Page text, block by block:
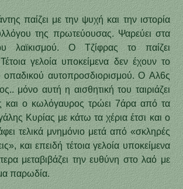
παίζει με την ψυχή και την ιστορία
της πρωτεύουσας. Ψαρεύει στα
λαϊκισμού. Ο Τζίφρας το παίζει
γελοία υποκείμενα δεν έχουν το
οπαδικού αυτοπροσδιορισμού. Ο Αλ6ς
μόνο αυτή η αισθητική του ταιριάζει
ο κωλόγαυρος τρώει 7άρα από τα
Κυρίας με κάτω τα χέρια έτσι και ο
τελικά μνημόνιο μετά από «σκληρές
και επειδή τέτοια γελοία υποκείμενα
μεταβιβάζει την ευθύνη στο λαό με
παρωδία.